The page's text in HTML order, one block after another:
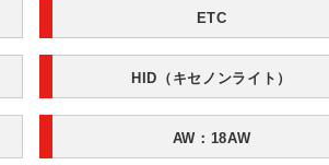
ETC
HID（キセノンライト）
AW：18AW